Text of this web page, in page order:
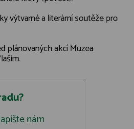
výtvarné a literární soutěže pro
plánovaných akcí Muzea
nám